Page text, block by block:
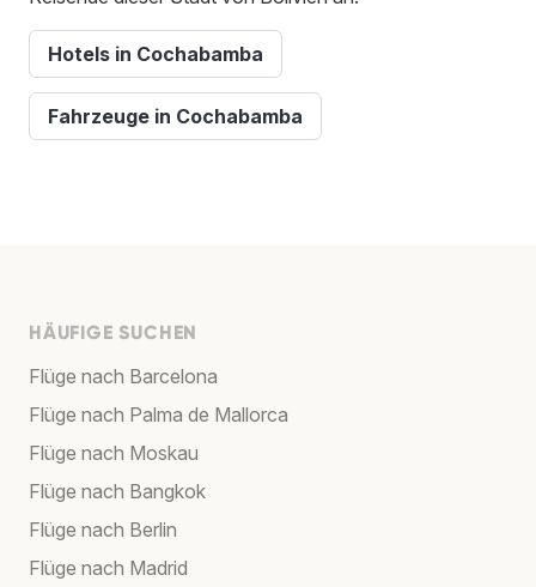
Hotels in Cochabamba
Fahrzeuge in Cochabamba
HÄUFIGE SUCHEN
Flüge nach Barcelona
Flüge nach Palma de Mallorca
Flüge nach Moskau
Flüge nach Bangkok
Flüge nach Berlin
Flüge nach Madrid